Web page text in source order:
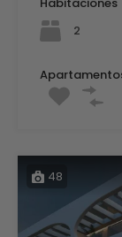
2
48